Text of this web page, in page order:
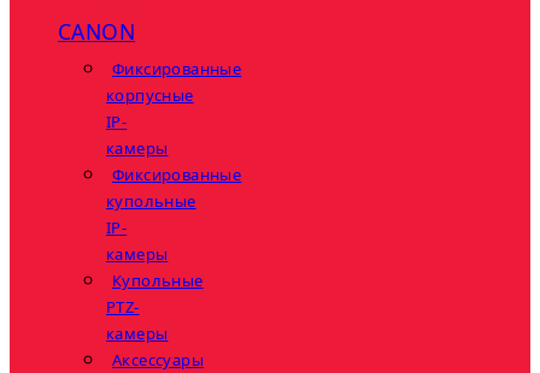
CANON
Фиксированные
корпусные
IP-
камеры
Фиксированные
купольные
IP-
камеры
Купольные
PTZ-
камеры
Аксессуары